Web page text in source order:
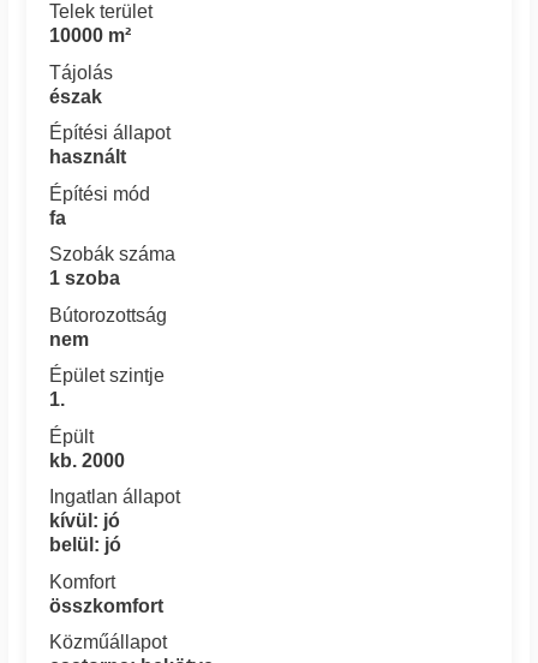
Telek terület
10000 m²
Tájolás
észak
Építési állapot
használt
Építési mód
fa
Szobák száma
1 szoba
Bútorozottság
nem
Épület szintje
1.
Épült
kb. 2000
Ingatlan állapot
kívül: jó
belül: jó
Komfort
összkomfort
Közműállapot